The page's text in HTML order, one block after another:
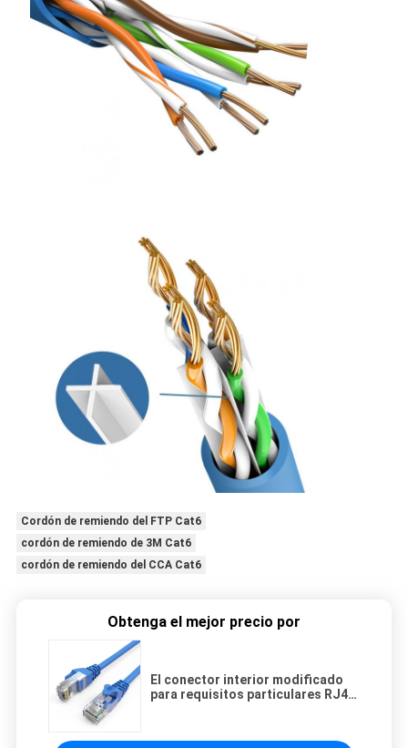
Cordón de remiendo del FTP Cat6
cordón de remiendo de 3M Cat6
cordón de remiendo del CCA Cat6
Obtenga el mejor precio por
El conector interior modificado
para requisitos particulares RJ45